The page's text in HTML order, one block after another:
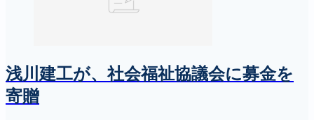
浅川建工が、社会福祉協議会に募金を
寄贈